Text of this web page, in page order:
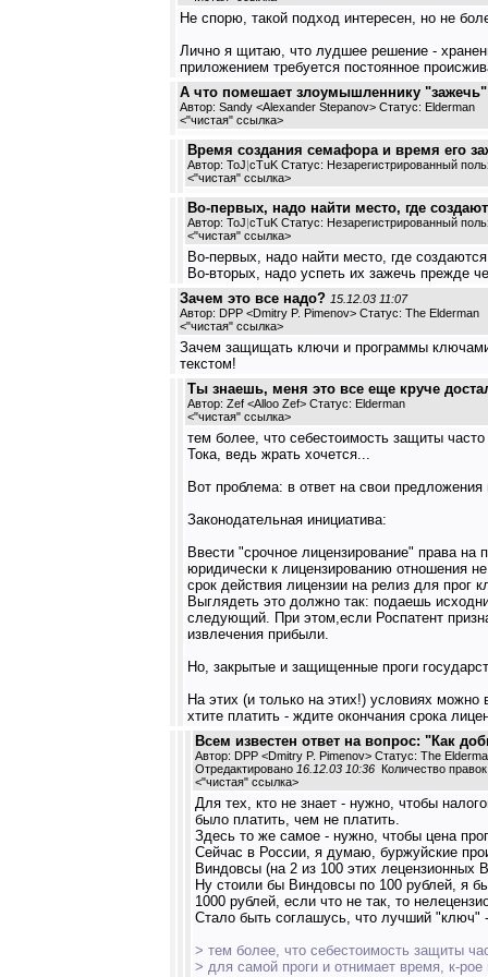
Не спорю, такой подход интересен, но не
Лично я щитаю, что лудшее решение -
приложением требуется постоянное
А что помешает злоумышленнику
Автор: Sandy <Alexander Stepanov> Статус: Elderman
<"чистая" ссылка>
Время создания семафора и время его
Автор: ToJ|cTuK Статус: Незарегистрированный
<"чистая" ссылка>
Во-первых, надо найти место, где
Автор: ToJ|cTuK Статус: Незарегистрированный
<"чистая" ссылка>
Во-первых, надо найти место, где
Во-вторых, надо успеть их зажечь прежде
Зачем это все надо? 15.12.03 11:07
Автор: DPP <Dmitry P. Pimenov> Статус: The Elderman
<"чистая" ссылка>
Зачем защищать ключи и программы
текстом!
Ты знаешь, меня это все еще круче
Автор: Zef <Alloo Zef> Статус: Elderman
<"чистая" ссылка>
тем более, что себестоимость защиты
Тока, ведь жрать хочется...
Вот проблема: в ответ на свои
Законодательная инициатива:
Ввести "срочное лицензирование" права
юридически к лицензированию отношения
срок действия лицензии на релиз для прог
Выглядеть это должно так: подаешь
следующий. При этом,если Роспатент
извлечения прибыли.
Но, закрытые и защищенные проги
На этих (и только на этих!) условиях
хтите платить - ждите окончания срока
Всем известен ответ на вопрос: "Как
Автор: DPP <Dmitry P. Pimenov> Статус: The
Отредактировано 16.12.03 10:36 Количество
<"чистая" ссылка>
Для тех, кто не знает - нужно, чтобы
было платить, чем не платить.
Здесь то же самое - нужно, чтобы цена
Сейчас в России, я думаю, буржуйские
Виндовсы (на 2 из 100 этих
Ну стоили бы Виндовсы по 100 рублей, я
1000 рублей, если что не так, то
Стало быть соглашусь, что лучший "ключ"
> тем более, что себестоимость защиты
> для самой проги и отнимает время, к-рое